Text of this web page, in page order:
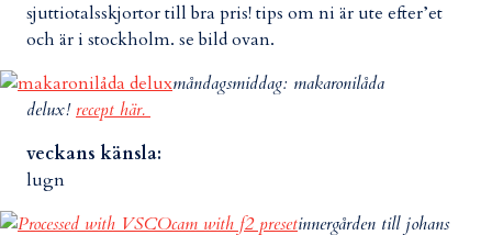
sjuttiotalsskjortor till bra pris! tips om ni är ute efter’et
och är i stockholm. se bild ovan.
måndagsmiddag: makaronilåda
delux! recept här.
veckans känsla:
lugn
innergården till johans